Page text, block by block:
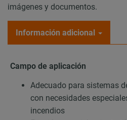
imágenes y documentos.
Información adicional
Campo de aplicación
Adecuado para sistemas
con necesidades
incendios